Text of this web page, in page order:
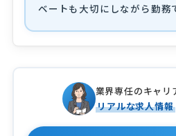
ベートも大切にしながら勤務
業界専任のキャリ
リアルな求人情報